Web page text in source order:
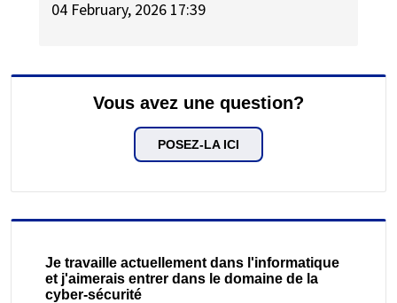
04 February, 2026 17:39
Vous avez une question?
POSEZ-LA ICI
Je travaille actuellement dans l'informatique
et j'aimerais entrer dans le domaine de la
cyber-sécurité